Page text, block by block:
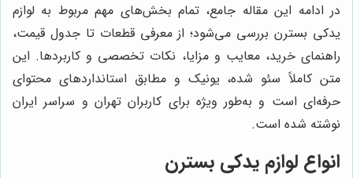
در ادامه این مقاله جامع، تمام بخش‌های مهم مربوط به لوازم
یدکی بسترن بررسی می‌شود؛ از معرفی قطعات تا جدول قیمت،
راهنمای خرید، معایب و مزایا، نکات تخصصی و کاربردها. این
متن کاملاً سئو شده، یونیک و مطابق استانداردهای محتوای
حرفه‌ای است و به‌طور ویژه برای کاربران تهران و سراسر ایران
نوشته شده است.
انواع لوازم یدکی بسترن